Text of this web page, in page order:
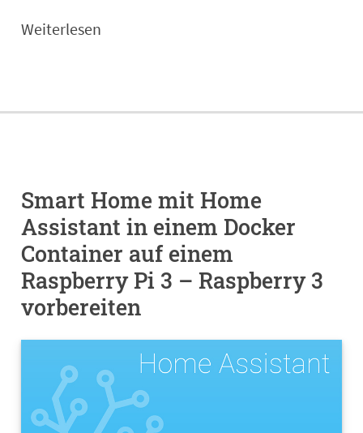
Weiterlesen
Smart Home mit Home
Assistant in einem Docker
Container auf einem
Raspberry Pi 3 – Raspberry 3
vorbereiten